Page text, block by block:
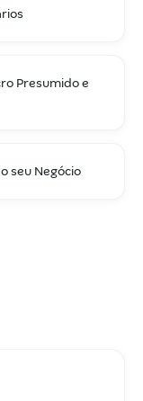
Presumido e
seu Negócio